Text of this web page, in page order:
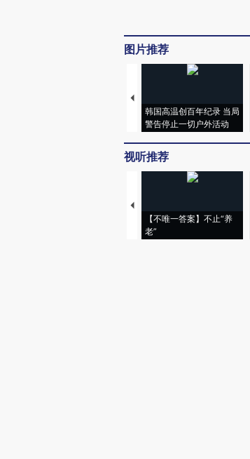
图片推荐
韩国高温创百年纪录 当局
警告停止一切户外活动
视听推荐
【不唯一答案】不止“养
老”